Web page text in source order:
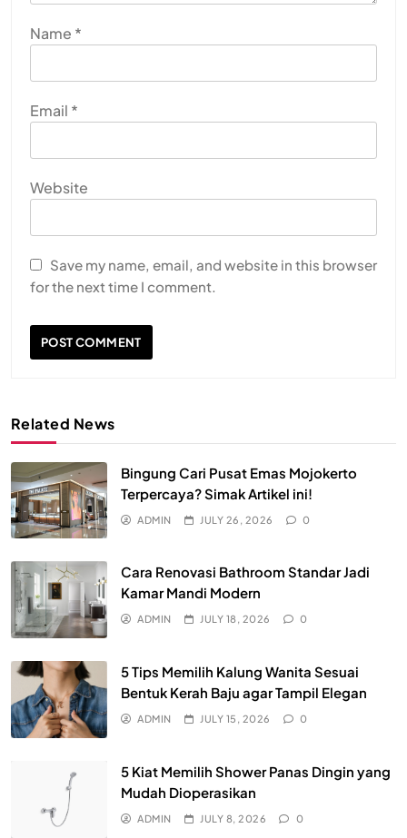
Name *
Email *
Website
Save my name, email, and website in this browser
for the next time I comment.
Related News
Bingung Cari Pusat Emas Mojokerto
Terpercaya? Simak Artikel ini!
ADMIN JULY 26, 2026 0
Cara Renovasi Bathroom Standar Jadi
Kamar Mandi Modern
ADMIN JULY 18, 2026 0
5 Tips Memilih Kalung Wanita Sesuai
Bentuk Kerah Baju agar Tampil Elegan
ADMIN JULY 15, 2026 0
5 Kiat Memilih Shower Panas Dingin yang
Mudah Dioperasikan
ADMIN JULY 8, 2026 0